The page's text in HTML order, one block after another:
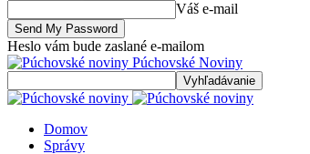
Váš e-mail
Heslo vám bude zaslané e-mailom
Púchovské Noviny
Domov
Správy